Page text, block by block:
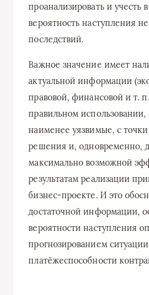
проанализировать и учесть
вероятность наступления
последствий.
Важное значение имеет
актуальной информации
правовой, финансовой и т.
правильном
наименее уязвимые, с
решения и, одновременно,
максимально возможной
результатам реализации
бизнес-проекте. И это
достаточной информации,
вероятности наступления
прогнозированием
платёжеспособности